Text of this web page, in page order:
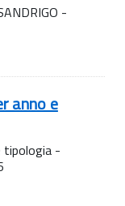
-
anno e
tipologia -